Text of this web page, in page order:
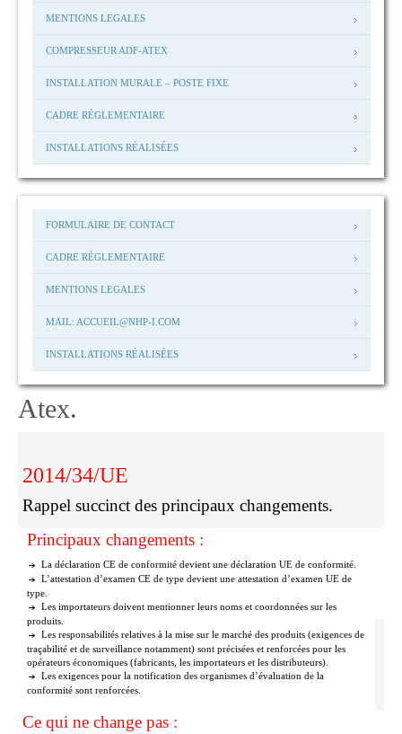
MENTIONS LEGALES
COMPRESSEUR ADF-ATEX
INSTALLATION MURALE – POSTE FIXE
CADRE RÉGLEMENTAIRE
INSTALLATIONS RÉALISÉES
FORMULAIRE DE CONTACT
CADRE RÉGLEMENTAIRE
MENTIONS LEGALES
MAIL: ACCUEIL@NHP-I.COM
INSTALLATIONS RÉALISÉES
Atex.
2014/34/UE
Rappel succinct des principaux changements.
Principaux changements :
La déclaration CE de conformité devient une déclaration UE de conformité.
L’attestation d’examen CE de type devient une attestation d’examen UE de
type.
Les importateurs doivent mentionner leurs noms et coordonnées sur les
produits.
Les responsabilités relatives à la mise sur le marché des produits (exigences de
traçabilité et de surveillance notamment) sont précisées et renforcées pour les
opérateurs économiques (fabricants, les importateurs et les distributeurs).
Les exigences pour la notification des organismes d’évaluation de la
conformité sont renforcées.
Ce qui ne change pas :